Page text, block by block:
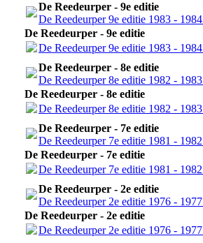
De Reedeurper - 9e editie
De Reedeurper 9e editie 1983 -
De Reedeurper - 9e editie
De Reedeurper 9e editie 1983 -
De Reedeurper - 8e editie
De Reedeurper 8e editie 1982 -
De Reedeurper - 8e editie
De Reedeurper 8e editie 1982 -
De Reedeurper - 7e editie
De Reedeurper 7e editie 1981 -
De Reedeurper - 7e editie
De Reedeurper 7e editie 1981 -
De Reedeurper - 2e editie
De Reedeurper 2e editie 1976 -
De Reedeurper - 2e editie
De Reedeurper 2e editie 1976 -